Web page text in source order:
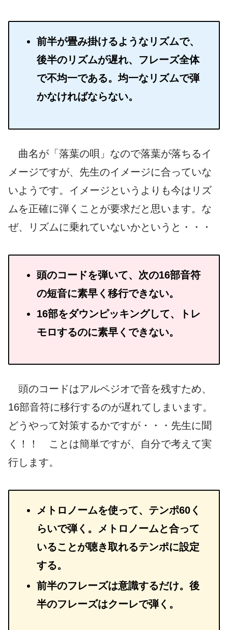
前半が畳み掛けるようなリズムで、
後半のリズムが遅れ、フレーズ全体
で不均一である。均一なリズムで弾
かなければならない。
曲名が「落葉の唄」なので落葉が落ちるイ
メージですが、先生のイメージに合っていな
いようです。イメージというよりも今はリズ
ムを正確に弾くことが要求だと思います。な
ぜ、リズムに乗れていないかというと・・・
頭のコードを弾いて、次の16部音符
の短音に素早く移行できない。
16部をダウンピッキングして、トレ
モロするのに素早くできない。
頭のコードはアルペジオで音を残すため、
16部音符に移行するのが遅れてしまいます。
どうやって対策するかですが・・・先生に聞
く！！ ことは簡単ですが、自分で考えて実
行します。
メトロノームを使って、テンポ60く
らいで弾く。メトロノームと合って
いることが聴き取れるテンポに設定
する。
前半のフレーズは意識するだけ。後
半のフレーズはクーレで弾く。